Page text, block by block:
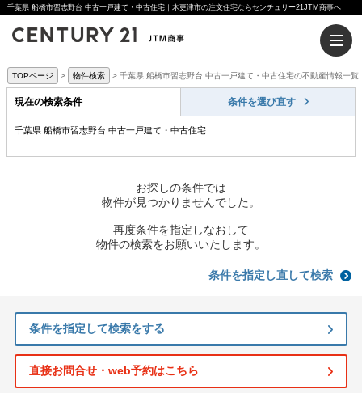
千葉県 船橋市習志野台 中古一戸建て・中古住宅｜木更津市の注文住宅ならセンチュリー21JTM商事へ
TOPページ 物件検索 千葉県 船橋市習志野台 中古一戸建て・中古住宅の不動産情報一覧
現在の検索条件 条件を選び直す
千葉県 船橋市習志野台 中古一戸建て・中古住宅
お探しの条件では
物件が見つかりませんでした。
再度条件を指定しなおして
物件の検索をお願いいたします。
条件を指定し直して検索
条件を指定して検索をする
直接お問合せ・web予約はこちら